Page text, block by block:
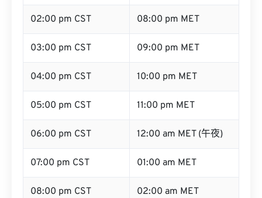
02:00 pm CST 08:00 pm MET
03:00 pm CST 09:00 pm MET
04:00 pm CST 10:00 pm MET
05:00 pm CST 11:00 pm MET
06:00 pm CST 12:00 am MET (午夜)
07:00 pm CST 01:00 am MET
08:00 pm CST 02:00 am MET